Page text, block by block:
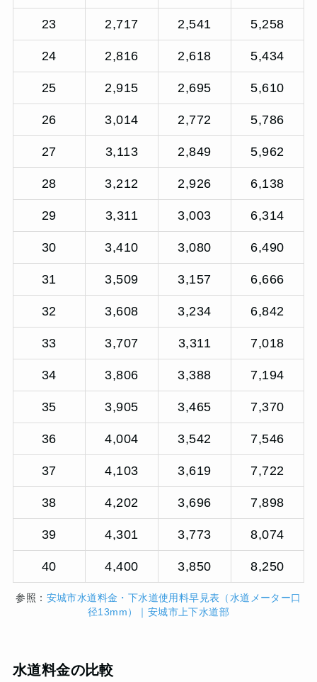
23 2,717 2,541 5,258
24 2,816 2,618 5,434
25 2,915 2,695 5,610
26 3,014 2,772 5,786
27 3,113 2,849 5,962
28 3,212 2,926 6,138
29 3,311 3,003 6,314
30 3,410 3,080 6,490
31 3,509 3,157 6,666
32 3,608 3,234 6,842
33 3,707 3,311 7,018
34 3,806 3,388 7,194
35 3,905 3,465 7,370
36 4,004 3,542 7,546
37 4,103 3,619 7,722
38 4,202 3,696 7,898
39 4,301 3,773 8,074
40 4,400 3,850 8,250
参照： 安城市水道料金・下水道使用料早見表（水道メーター口
径13mm）｜安城市上下水道部
水道料金の比較